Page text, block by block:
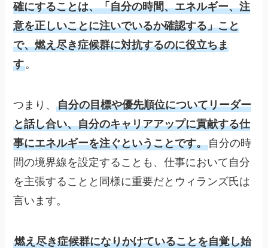
確にすることは、「自分の時間、エネルギー、注
意を正しいことに注いでいるか確認する」こと
で、燃え尽き症候群に対抗するのに役立ちま
す。
つまり、自分の目標や優先順位についてリーダー
と話し合い、自分のキャリアアップに貢献する仕
事にエネルギーを注ぐということです。自分の時
間の境界線を設定することも、仕事において自分
を主張することと同様に重要だとウィランズ氏は
言います。
燃え尽き症候群になりかけていることを自覚し始